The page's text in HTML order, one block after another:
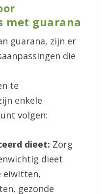
met guarana
guarana, zijn er
die
te
enkele
volgen:
dieet: Zorg
dieet
eiwitten,
gezonde